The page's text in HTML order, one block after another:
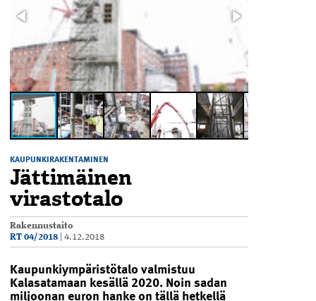
KAUPUNKIRAKENTAMINEN
Jättimäinen
virastotalo
Rakennustaito
RT 04/2018
4.12.2018
Kaupunkiympäristötalo valmistuu
Kalasatamaan kesällä 2020. Noin sadan
miljoonan euron hanke on tällä hetkellä